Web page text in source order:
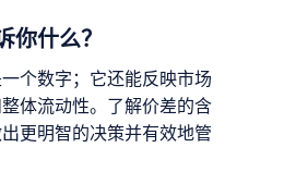
你什么？
个数字；它还能反映市场
体流动性。了解价差的含
更明智的决策并有效地管